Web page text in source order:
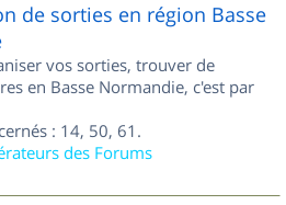
de sorties en région Basse
vos sorties, trouver de
en Basse Normandie, c'est par
: 14, 50, 61.
des Forums